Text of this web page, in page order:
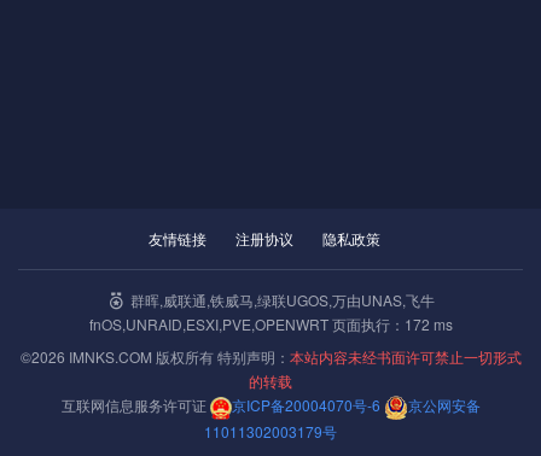
友情链接 注册协议 隐私政策
群晖,威联通,铁威马,绿联UGOS,万由UNAS,飞牛
fnOS,UNRAID,ESXI,PVE,OPENWRT 页面执行：172 ms
©2026 IMNKS.COM 版权所有 特别声明： 本站内容未经书面许可禁止一切形式
的转载
互联网信息服务许可证
京ICP备20004070号-6
京公网安备
11011302003179号